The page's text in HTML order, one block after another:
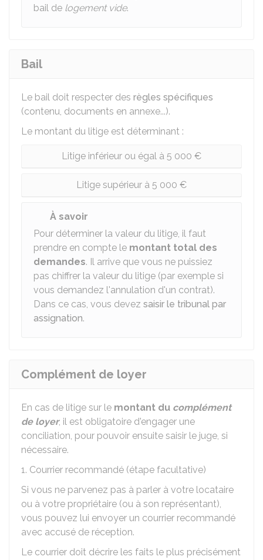
bail de logement vide.
Bail
Le bail doit respecter des règles spécifiques
(contenu, documents en annexe...).
Le montant du litige est déterminant :
Litige inférieur ou égal à 5 000 €
Litige supérieur à 5 000 €
À savoir
Pour déterminer la valeur du litige, il faut
prendre en compte le montant total des
demandes. Il arrive que vous ne puissiez
pas chiffrer la valeur du litige (par exemple si
vous demandez l'annulation d'un contrat).
Dans ce cas, vous devez saisir le tribunal par
assignation.
Complément de loyer
En cas de litige sur le montant du complément
de loyer, il est obligatoire d'engager une
conciliation, pour pouvoir ensuite saisir le juge, si
nécessaire.
1. Courrier recommandé (étape facultative)
Si vous ne parvenez pas à parler à votre locataire
ou à votre propriétaire (ou à son représentant),
vous pouvez lui envoyer un courrier recommandé
avec accusé de réception.
Le courrier doit décrire les faits le plus précisément